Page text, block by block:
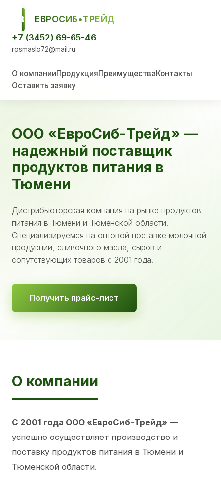
ЕСТ
ЕВРОСИБ•ТРЕЙД
+7 (3452) 69-65-46
rosmaslo72@mail.ru
О компанииПродукцияПреимуществаКонтакты
Оставить заявку
ООО «ЕвроСиб-Трейд» —
надежный поставщик
продуктов питания в
Тюмени
Дистрибьюторская компания на рынке продуктов
питания в Тюмени и Тюменской области.
Специализируемся на оптовой поставке молочной
продукции, сливочного масла, сыров и
сопутствующих товаров с 2001 года.
Получить прайс-лист
О компании
С 2001 года ООО «ЕвроСиб-Трейд» —
успешно осуществляет производство и
поставку продуктов питания в Тюмени и
Тюменской области.